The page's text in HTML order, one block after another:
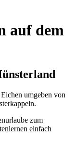
auf dem
umgeben von
zum
einfach